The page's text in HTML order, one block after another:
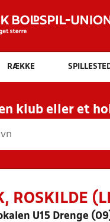
Hvad vil
INDHOLD OG
RESULTATER,
HOLD
RÆKKE
klub eller et
ROSKILDE
U15 Drenge